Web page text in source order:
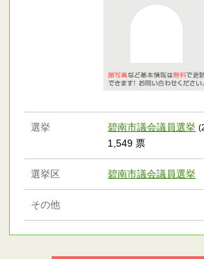
選挙 碧南市議会議員選挙
1,549 票
選挙区 碧南市議会議員選挙
その他